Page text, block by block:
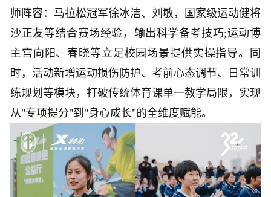
师阵容：马拉松冠军徐冰洁、刘敏，国家级运动健将
沙正友等结合赛场经验，输出科学备考技巧;运动博
主宫向阳、春晓等立足校园场景提供实操指导。同
时，活动新增运动损伤防护、考前心态调节、日常训
练规划等模块，打破传统体育课单一教学局限，实现
从"专项提分"到"身心成长"的全维度赋能。